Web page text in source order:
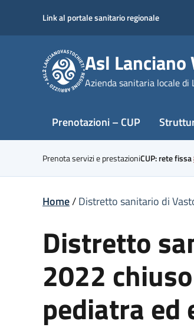
content
Link al portale sanitario regionale
Asl Lanciano
Azienda sanitaria locale di
Prenotazioni – CUP
Prenota servizi e prestazioniCUP: rete fissa
Home/Distretto sanitario di
Distretto
2022
pediatra ed